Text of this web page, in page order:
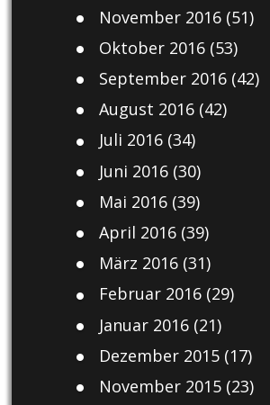
November 2016(51)
Oktober 2016(53)
September 2016(42)
August 2016(42)
Juli 2016(34)
Juni 2016(30)
Mai 2016(39)
April 2016(39)
März 2016(31)
Februar 2016(29)
Januar 2016(21)
Dezember 2015(17)
November 2015(23)